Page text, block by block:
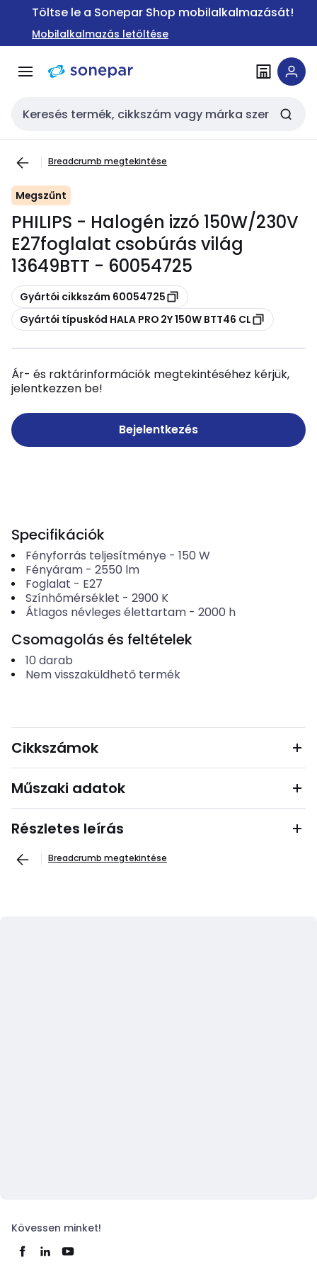
Ugrás a
Ugrás a
tartalomra
Töltse le a Sonepar Shop mobilalkalmazását!
Mobilalkalmazás letöltése
Keresési bemenet
Breadcrumb megtekintése
Megszűnt
PHILIPS - Halogén izzó 150W/230V
E27foglalat csobúrás világ
13649BTT - 60054725
Másolás
Gyártói cikkszám 60054725
Másolás
Gyártói típuskód HALA PRO 2Y 150W BTT46 CL
Ár- és raktárinformációk megtekintéséhez kérjük,
jelentkezzen be!
Bejelentkezés
Specifikációk
Fényforrás teljesítménye - 150 W
Fényáram- 2550 lm
Foglalat - E27
Színhőmérséklet - 2900 K
Átlagos névleges élettartam- 2000 h
Csomagolás és feltételek
10 darab
Nem visszaküldhető termék
Cikkszámok
Műszaki adatok
Részletes leírás
Breadcrumb megtekintése
Kövessen minket!